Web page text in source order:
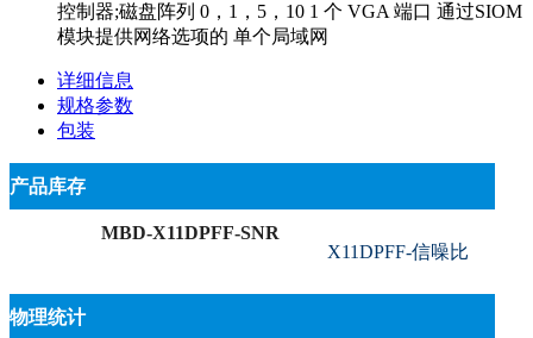
控制器;磁盘阵列 0，1，5，10 1 个 VGA 端口 通过SIOM
模块提供网络选项的 单个局域网
详细信息
规格参数
包装
产品库存
MBD-X11DPFF-SNR
X11DPFF-信噪比
物理统计